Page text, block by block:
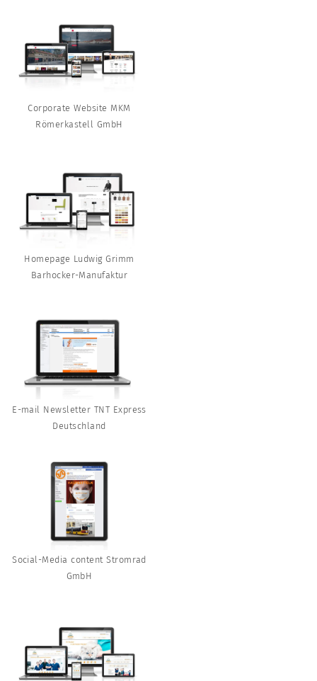
Corporate Website MKM
Römerkastell GmbH
Homepage Ludwig Grimm
Barhocker-Manufaktur
E-mail Newsletter TNT Express
Deutschland
Social-Media content Stromrad
GmbH